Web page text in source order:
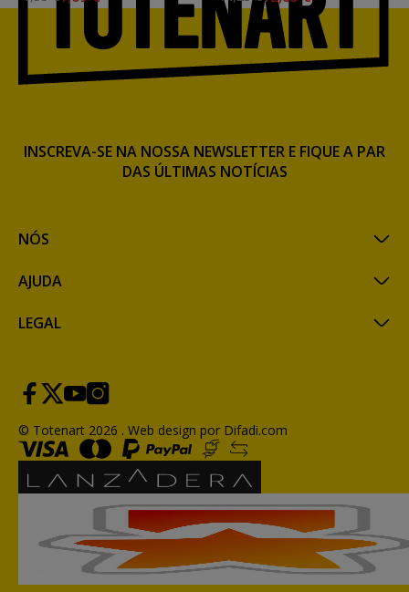
NÓS
AJUDA
LEGAL
INSCREVA-SE NA NOSSA NEWSLETTER E FIQUE A PAR
DAS ÚLTIMAS NOTÍCIAS
© Totenart 2026 . Web design por Difadi.com